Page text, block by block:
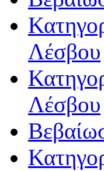
Λέσβου
Λέσβου